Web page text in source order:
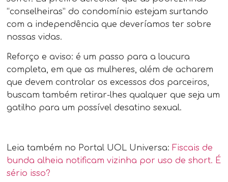
“conselheiras” do condomínio estejam surtando
com a independência que deveríamos ter sobre
nossas vidas.
Reforço e aviso: é um passo para a loucura
completa, em que as mulheres, além de acharem
que devem controlar os excessos dos parceiros,
buscam também retirar-lhes qualquer que seja um
gatilho para um possível desatino sexual.
Leia também no Portal UOL Universa: Fiscais de
bunda alheia notificam vizinha por uso de short. É
sério isso?